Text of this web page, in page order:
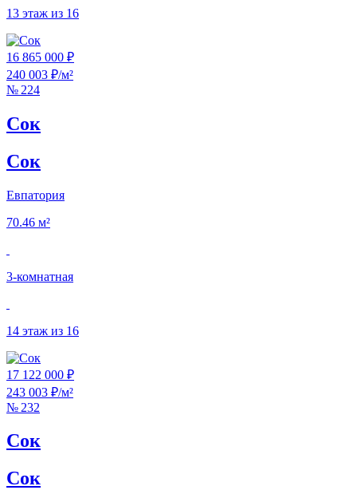
13 этаж из 16
16 865 000 ₽
240 003 ₽/м²
№ 224
Сок
Сок
Евпатория
70.46 м²
3‑комнатная
14 этаж из 16
17 122 000 ₽
243 003 ₽/м²
№ 232
Сок
Сок